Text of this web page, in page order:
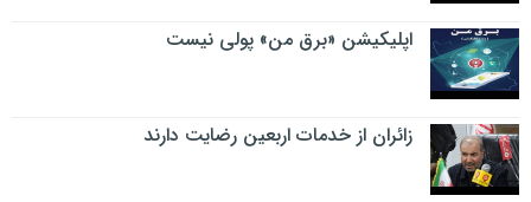
اپلیکیشن «برق من» پولی نیست
زائران از خدمات اربعین رضایت دارند